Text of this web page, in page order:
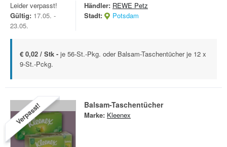
Leider verpasst!
Gültig: 17.05. -
23.05.
Händler: REWE Petz
Stadt:
Potsdam
€ 0,02 / Stk - je 56-St.-Pkg. oder Balsam-Taschentücher je 12 x
9-St.-Pckg.
Verpasst! Balsam-Taschentücher
Marke: Kleenex